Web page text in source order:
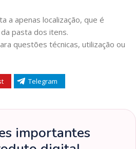
a apenas localização, que é
pasta dos itens.
questões técnicas, utilização ou
Telegram
importantes